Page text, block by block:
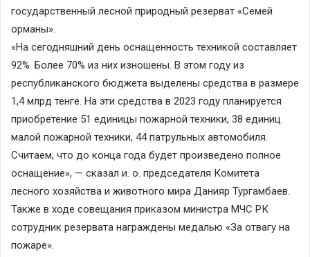
государственный лесной природный резерват «Семей
орманы».
«На сегодняшний день оснащенность техникой составляет
92%. Более 70% из них изношены. В этом году из
республиканского бюджета выделены средства в размере
1,4 млрд тенге. На эти средства в 2023 году планируется
приобретение 51 единицы пожарной техники, 38 единиц
малой пожарной техники, 44 патрульных автомобиля.
Считаем, что до конца года будет произведено полное
оснащение», — сказал и. о. председателя Комитета
лесного хозяйства и животного мира Данияр Тургамбаев.
Также в ходе совещания приказом министра МЧС РК
сотрудник резервата награждены медалью «За отвагу на
пожаре».